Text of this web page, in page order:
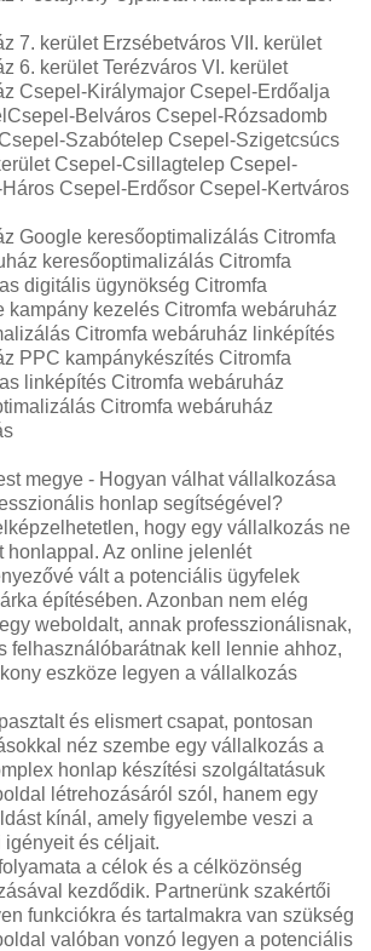
7. kerület Erzsébetváros VII. kerület
6. kerület Terézváros VI. kerület
Csepel-Királymajor Csepel-Erdőalja
Belváros Csepel-Rózsadomb
Szabótelep Csepel-Szigetcsúcs
Csepel-Csillagtelep Csepel-
Csepel-Erdősor Csepel-Kertváros
Google keresőoptimalizálás Citromfa
keresőoptimalizálás Citromfa
digitális ügynökség Citromfa
kampány kezelés Citromfa webáruház
Citromfa webáruház linképítés
PPC kampánykészítés Citromfa
linképítés Citromfa webáruház
Citromfa webáruház
megye - Hogyan válhat vállalkozása
honlap segítségével?
hogy egy vállalkozás ne
honlappal. Az online jelenlét
vált a potenciális ügyfelek
építésében. Azonban nem elég
weboldalt, annak professzionálisnak,
felhasználóbarátnak kell lennie ahhoz,
eszköze legyen a vállalkozás
és elismert csapat, pontosan
néz szembe egy vállalkozás a
honlap készítési szolgáltatásuk
létrehozásáról szól, hanem egy
kínál, amely figyelembe veszi a
és céljait.
a célok és a célközönség
kezdődik. Partnerünk szakértői
funkciókra és tartalmakra van szükség
valóban vonzó legyen a potenciális